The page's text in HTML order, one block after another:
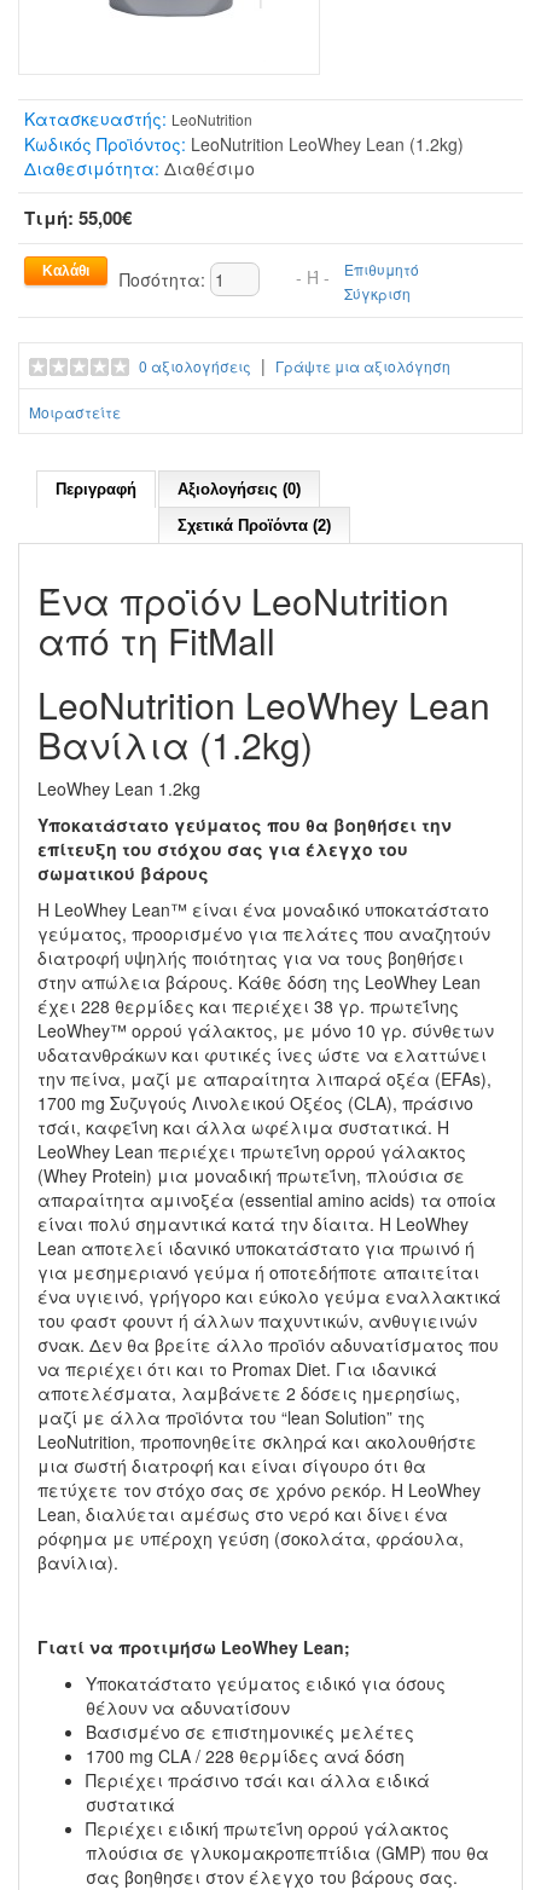
Κατασκευαστής: LeoNutrition
Κωδικός Προϊόντος: LeoNutrition LeoWhey Lean (1.2kg)
Διαθεσιμότητα: Διαθέσιμο
Τιμή: 55,00€
Ποσότητα: - Ή -
Επιθυμητό
Σύγκριση
0 αξιολογήσεις | Γράψτε μια αξιολόγηση
Μοιραστείτε
Περιγραφή
Αξιολογήσεις (0)
Σχετικά Προϊόντα (2)
Ένα προϊόν LeoNutrition
από τη FitMall
LeoNutrition LeoWhey Lean
Βανίλια (1.2kg)
LeoWhey Lean 1.2kg
Υποκατάστατο γεύματος που θα βοηθήσει την
επίτευξη του στόχου σας για έλεγχο του
σωματικού βάρους
H LeoWhey Lean™ είναι ένα μοναδικό υποκατάστατο
γεύματος, προορισμένο για πελάτες που αναζητούν
διατροφή υψηλής ποιότητας για να τους βοηθήσει
στην απώλεια βάρους. Κάθε δόση της LeoWhey Lean
έχει 228 θερμίδες και περιέχει 38 γρ. πρωτεΐνης
LeoWhey™ ορρού γάλακτος, με μόνο 10 γρ. σύνθετων
υδατανθράκων και φυτικές ίνες ώστε να ελαττώνει
την πείνα, μαζί με απαραίτητα λιπαρά οξέα (EFAs),
1700 mg Συζυγούς Λινολεικού Οξέος (CLA), πράσινο
τσάι, καφεΐνη και άλλα ωφέλιμα συστατικά. Η
LeoWhey Lean περιέχει πρωτεΐνη ορρού γάλακτος
(Whey Protein) μια μοναδική πρωτεΐνη, πλούσια σε
απαραίτητα αμινοξέα (essential amino acids) τα οποία
είναι πολύ σημαντικά κατά την δίαιτα. Η LeoWhey
Lean αποτελεί ιδανικό υποκατάστατο για πρωινό ή
για μεσημεριανό γεύμα ή οποτεδήποτε απαιτείται
ένα υγιεινό, γρήγορο και εύκολο γεύμα εναλλακτικά
του φαστ φουντ ή άλλων παχυντικών, ανθυγιεινών
σνακ. Δεν θα βρείτε άλλο προϊόν αδυνατίσματος που
να περιέχει ότι και το Promax Diet. Για ιδανικά
αποτελέσματα, λαμβάνετε 2 δόσεις ημερησίως,
μαζί με άλλα προϊόντα του “lean Solution” της
LeoNutrition, προπονηθείτε σκληρά και ακολουθήστε
μια σωστή διατροφή και είναι σίγουρο ότι θα
πετύχετε τον στόχο σας σε χρόνο ρεκόρ. Η LeoWhey
Lean, διαλύεται αμέσως στο νερό και δίνει ένα
ρόφημα με υπέροχη γεύση (σοκολάτα, φράουλα,
βανίλια).
Γιατί να προτιμήσω LeoWhey Lean;
Υποκατάστατο γεύματος ειδικό για όσους
θέλουν να αδυνατίσουν
Βασισμένο σε επιστημονικές μελέτες
1700 mg CLA / 228 θερμίδες ανά δόση
Περιέχει πράσινο τσάι και άλλα ειδικά
συστατικά
Περιέχει ειδική πρωτεΐνη ορρού γάλακτος
πλούσια σε γλυκομακροπεπτίδια (GMP) που θα
σας βοηθησει στον έλεγχο του βάρους σας.